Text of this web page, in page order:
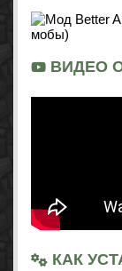
ВИДЕО
КАК